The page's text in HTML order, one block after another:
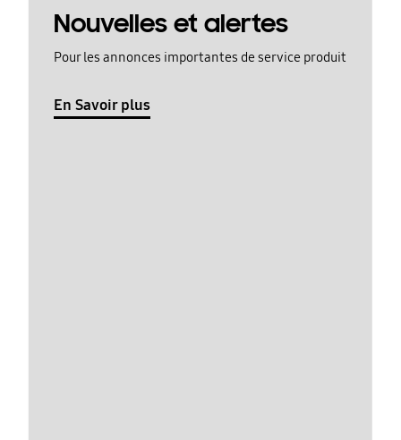
Nouvelles et alertes
Pour les annonces importantes de service produit
En Savoir plus